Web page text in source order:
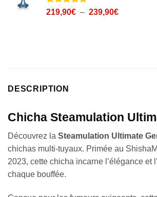
Noté5sur
5 basé sur
3
219,90€ – 239,90€Plage
DESCRIPTION
Chicha Steamulation
Découvrez la Steamulation Ultimate
chichas multi-tuyaux. Primée au
2023, cette chicha incarne l’élégance et
chaque bouffée.